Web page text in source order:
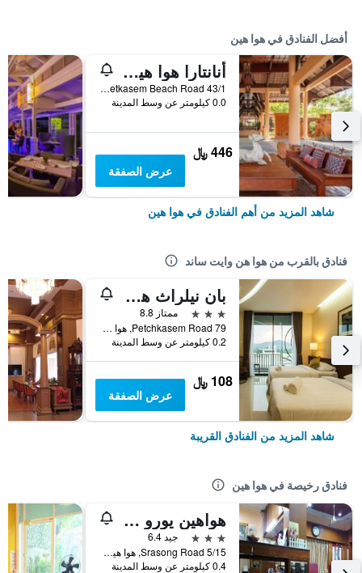
أفضل الفنادق في هوا هين
أنانتارا هوا هين ريزورت
43/1 Phetkasem Beach Road, هوا هين, تايلاند
0.0 كيلومتر عن وسط المدينة
446 ﷼
عرض الصفقة
شاهد المزيد من أهم الفنادق في هوا هين
فنادق بالقرب من هوا هن وايت ساند
بان نيلراث هوتل
3 نجوم
ممتاز 8.8
79 Petchkasem Road, هوا هين, تايلاند
0.2 كيلومتر عن وسط المدينة
108 ﷼
عرض الصفقة
شاهد المزيد من الفنادق القريبة
فنادق رخيصة في هوا هين
هواهين يورو سيتي هوتل
3 نجوم
جيد 6.4
5/15 Srasong Road, هوا هين, تايلاند
0.4 كيلومتر عن وسط المدينة